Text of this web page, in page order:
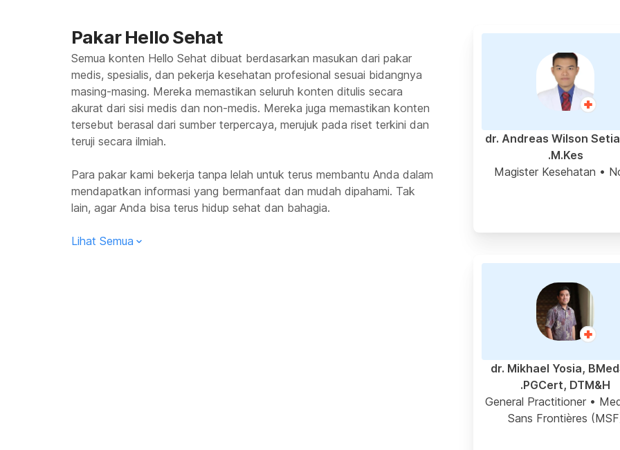
Pakar Hello Sehat
Semua konten Hello Sehat dibuat berdasarkan masukan dari pakar
medis, spesialis, dan pekerja kesehatan profesional sesuai bidangnya
masing-masing. Mereka memastikan seluruh konten ditulis secara
akurat dari sisi medis dan non-medis. Mereka juga memastikan konten
tersebut berasal dari sumber terpercaya, merujuk pada riset terkini dan
teruji secara ilmiah.
Para pakar kami bekerja tanpa lelah untuk terus membantu Anda dalam
mendapatkan informasi yang bermanfaat dan mudah dipahami. Tak
lain, agar Anda bisa terus hidup sehat dan bahagia.
Lihat Semua
dr. Andreas Wilson
M.Kes.
Magister Kesehatan •
dr. Mikhael Yosia,
PGCert, DTM&H.
General Practitioner •
Sans Frontières